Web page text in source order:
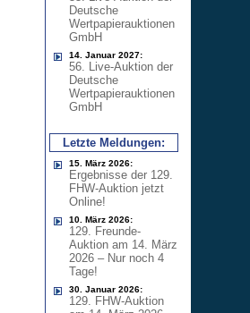
Deutsche
Wertpapierauktionen
GmbH
14. Januar 2027:
56. Live-Auktion der
Deutsche
Wertpapierauktionen
GmbH
Letzte Meldungen:
15. März 2026:
Ergebnisse der 129.
FHW-Auktion jetzt
Online!
10. März 2026:
129. Freunde-
Auktion am 14. März
2026 – Nur noch 4
Tage!
30. Januar 2026:
129. FHW-Auktion